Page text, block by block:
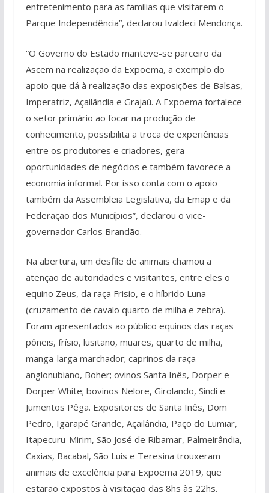
entretenimento para as famílias que visitarem o
Parque Independência”, declarou Ivaldeci Mendonça.
“O Governo do Estado manteve-se parceiro da
Ascem na realização da Expoema, a exemplo do
apoio que dá à realização das exposições de Balsas,
Imperatriz, Açailândia e Grajaú. A Expoema fortalece
o setor primário ao focar na produção de
conhecimento, possibilita a troca de experiências
entre os produtores e criadores, gera
oportunidades de negócios e também favorece a
economia informal. Por isso conta com o apoio
também da Assembleia Legislativa, da Emap e da
Federação dos Municípios”, declarou o vice-
governador Carlos Brandão.
Na abertura, um desfile de animais chamou a
atenção de autoridades e visitantes, entre eles o
equino Zeus, da raça Frisio, e o híbrido Luna
(cruzamento de cavalo quarto de milha e zebra).
Foram apresentados ao público equinos das raças
pôneis, frísio, lusitano, muares, quarto de milha,
manga-larga marchador; caprinos da raça
anglonubiano, Boher; ovinos Santa Inês, Dorper e
Dorper White; bovinos Nelore, Girolando, Sindi e
Jumentos Pêga. Expositores de Santa Inês, Dom
Pedro, Igarapé Grande, Açailândia, Paço do Lumiar,
Itapecuru-Mirim, São José de Ribamar, Palmeirândia,
Caxias, Bacabal, São Luís e Teresina trouxeram
animais de excelência para Expoema 2019, que
estarão expostos à visitação das 8hs às 22hs.